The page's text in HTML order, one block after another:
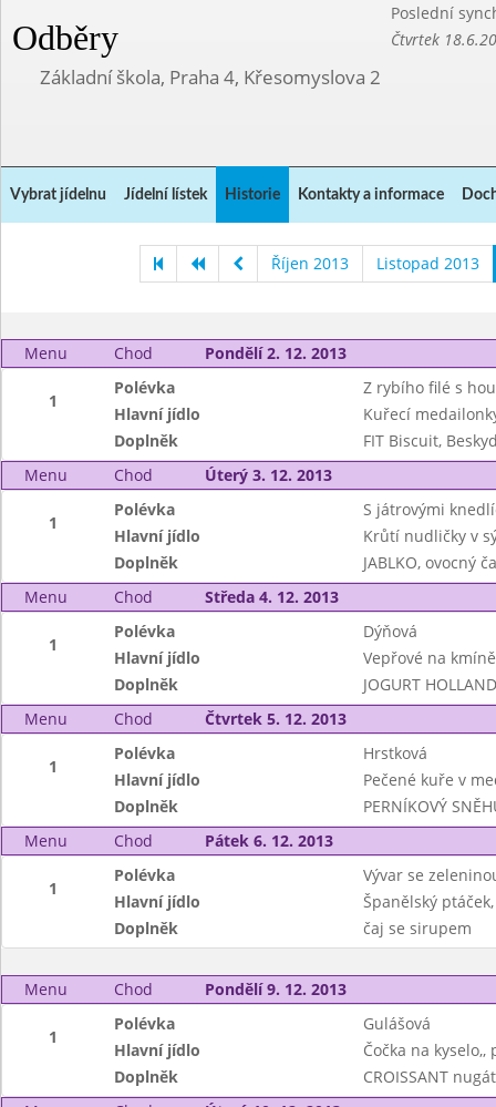
Odběry
Poslední
Čtvrtek
Základní škola, Praha 4, Křesomyslova 2
Vybrat jídelnu Jídelní lístek Historie Kontakty a informace
Říjen 2013 Listopad 2013
Menu Chod Pondělí 2. 12. 2013
1
Polévka
Z rybího filé s
Hlavní jídlo
Kuřecí
Doplněk
FIT Biscuit,
Menu
Chod Úterý 3. 12. 2013
1
Polévka
S játrovými
Hlavní jídlo
Krůtí nudličky v
Doplněk
JABLKO, ovocný
Menu
Chod Středa 4. 12. 2013
1
Polévka
Dýňová
Hlavní jídlo
Vepřové na
Doplněk
JOGURT
Menu
Chod Čtvrtek 5. 12. 2013
1
Polévka
Hrstková
Hlavní jídlo
Pečené kuře v
Doplněk
PERNÍKOVÝ
Menu
Chod Pátek 6. 12. 2013
1
Polévka
Vývar se
Hlavní jídlo
Španělský
Doplněk
čaj se sirupem
Menu Chod Pondělí 9. 12. 2013
1
Polévka
Gulášová
Hlavní jídlo
Čočka na kyselo,,
Doplněk
CROISSANT